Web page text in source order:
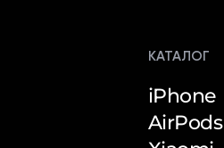
КАТАЛОГ
iPhone
AirPods